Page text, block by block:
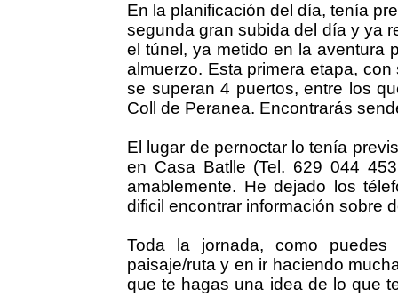
En la planificación del día, tenía
segunda gran subida del día y ya
el túnel, ya metido en la aventura
almuerzo. Esta primera etapa,
se superan 4 puertos, entre los
Coll de Peranea. Encontrarás
El lugar de pernoctar lo tenía
en Casa Batlle (Tel. 629 044
amablemente. He dejado los
dificil encontrar información sobre
Toda la jornada, como puedes
paisaje/ruta y en ir haciendo
que te hagas una idea de lo que